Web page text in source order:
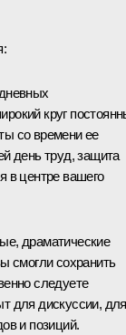
круг
со времени ее
день труд, защита
в центре вашего
драматические
смогли сохранить
следуете
для дискуссии, для
и позиций.